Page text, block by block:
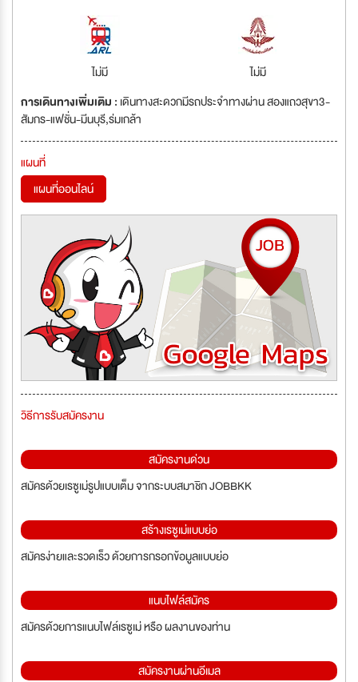
ไม่มี
ไม่มี
การเดินทางเพิ่มเติม : เดินทางสะดวกมีรถประจำทางผ่าน สองแถวสุขา3-
สัมกร-แฟชั่น-มีนบุรี,ร่มเกล้า
แผนที่
แผนที่ออนไลน์
วิธีการรับสมัครงาน
สมัครงานด่วน
สมัครด้วยเรซูเม่รูปแบบเต็ม จากระบบสมาชิก JOBBKK
สร้างเรซูเม่แบบย่อ
สมัครง่ายและรวดเร็ว ด้วยการกรอกข้อมูลแบบย่อ
แนบไฟล์สมัคร
สมัครด้วยการแนบไฟล์เรซูเม่ หรือ ผลงานของท่าน
สมัครงานผ่านอีเมล